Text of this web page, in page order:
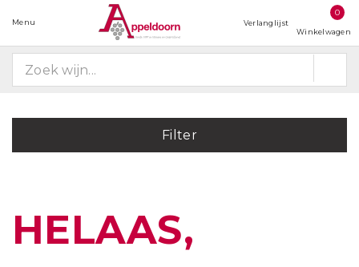
Menu Verlanglijst
0
Winkelwagen
Filter
HELAAS,